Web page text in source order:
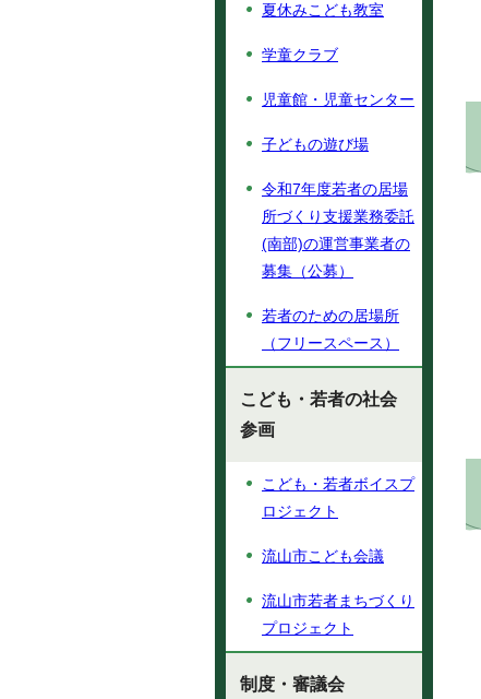
夏休みこども教室
学童クラブ
児童館・児童センター
子どもの遊び場
令和7年度若者の居場
所づくり支援業務委託
(南部)の運営事業者の
募集（公募）
若者のための居場所
（フリースペース）
こども・若者の社会
参画
こども・若者ボイスプ
ロジェクト
流山市こども会議
流山市若者まちづくり
プロジェクト
制度・審議会